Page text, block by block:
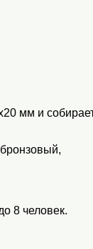
мм и
8 человек.